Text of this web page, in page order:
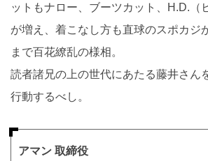
ットもナロー、ブーツカット、H.D.（
が増え、着こなし方も直球のスポカジ
まで百花繚乱の様相。
読者諸兄の上の世代にあたる藤井さん
行動するべし。
アマン 取締役